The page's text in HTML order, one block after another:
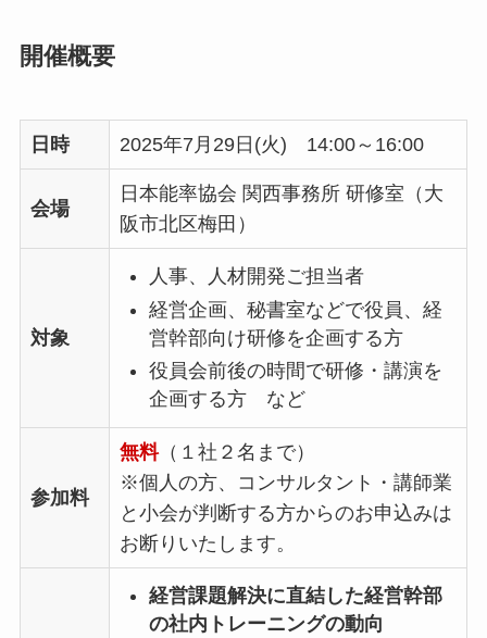
開催概要
日時 2025年7月29日(火) 14:00～16:00
会場
日本能率協会 関西事務所 研修室（大
阪市北区梅田）
対象
人事、人材開発ご担当者
経営企画、秘書室などで役員、経
営幹部向け研修を企画する方
役員会前後の時間で研修・講演を
企画する方 など
参加料
無料（１社２名まで）
※個人の方、コンサルタント・講師業
と小会が判断する方からのお申込みは
お断りいたします。
経営課題解決に直結した経営幹部
の社内トレーニングの動向